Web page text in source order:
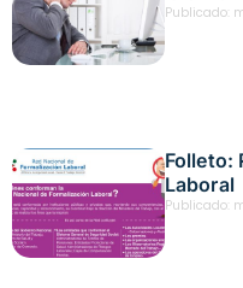
Publicado:
Folleto:
Laboral
Publicado: